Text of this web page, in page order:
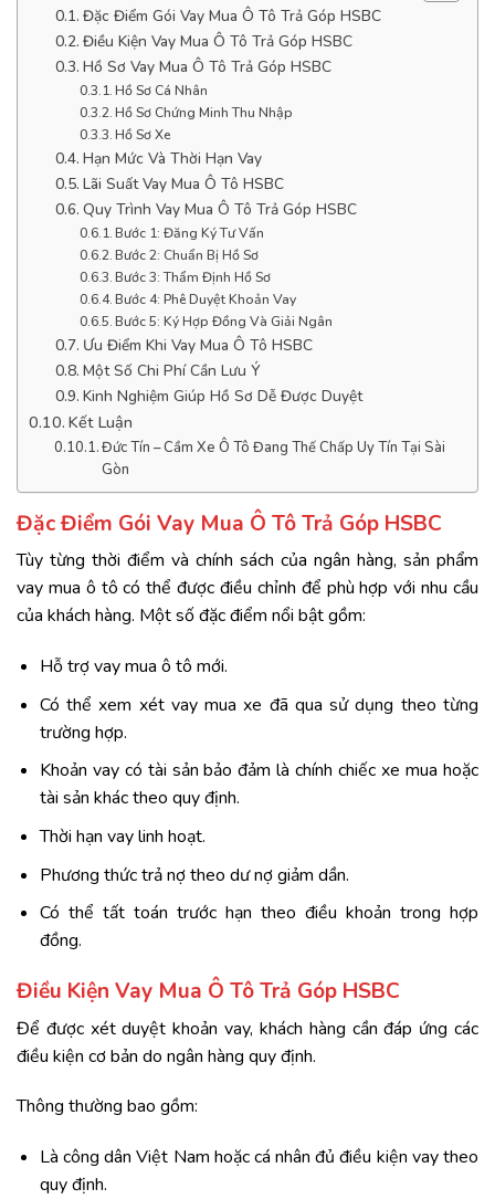
Đặc Điểm Gói Vay Mua Ô Tô Trả Góp HSBC
Điều Kiện Vay Mua Ô Tô Trả Góp HSBC
Hồ Sơ Vay Mua Ô Tô Trả Góp HSBC
Hồ Sơ Cá Nhân
Hồ Sơ Chứng Minh Thu Nhập
Hồ Sơ Xe
Hạn Mức Và Thời Hạn Vay
Lãi Suất Vay Mua Ô Tô HSBC
Quy Trình Vay Mua Ô Tô Trả Góp HSBC
Bước 1: Đăng Ký Tư Vấn
Bước 2: Chuẩn Bị Hồ Sơ
Bước 3: Thẩm Định Hồ Sơ
Bước 4: Phê Duyệt Khoản Vay
Bước 5: Ký Hợp Đồng Và Giải Ngân
Ưu Điểm Khi Vay Mua Ô Tô HSBC
Một Số Chi Phí Cần Lưu Ý
Kinh Nghiệm Giúp Hồ Sơ Dễ Được Duyệt
Kết Luận
Đức Tín – Cầm Xe Ô Tô Đang Thế Chấp Uy Tín Tại Sài
Gòn
Đặc Điểm Gói Vay Mua Ô Tô Trả Góp HSBC
Tùy từng thời điểm và chính sách của ngân hàng, sản phẩm
vay mua ô tô có thể được điều chỉnh để phù hợp với nhu cầu
của khách hàng. Một số đặc điểm nổi bật gồm:
Hỗ trợ vay mua ô tô mới.
Có thể xem xét vay mua xe đã qua sử dụng theo từng
trường hợp.
Khoản vay có tài sản bảo đảm là chính chiếc xe mua hoặc
tài sản khác theo quy định.
Thời hạn vay linh hoạt.
Phương thức trả nợ theo dư nợ giảm dần.
Có thể tất toán trước hạn theo điều khoản trong hợp
đồng.
Điều Kiện Vay Mua Ô Tô Trả Góp HSBC
Để được xét duyệt khoản vay, khách hàng cần đáp ứng các
điều kiện cơ bản do ngân hàng quy định.
Thông thường bao gồm:
Là công dân Việt Nam hoặc cá nhân đủ điều kiện vay theo
quy định.